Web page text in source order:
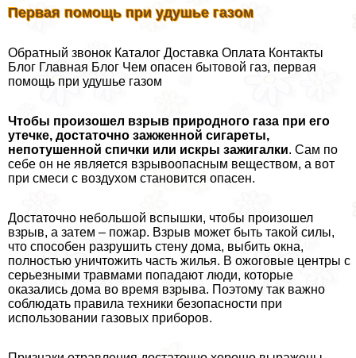
Первая помощь при удушье газом
Обратный звонок Каталог Доставка Оплата Контакты
Блог Главная Блог Чем опасен бытовой газ, первая
помощь при удушье газом
Чтобы произошел взрыв природного газа при его
утечке, достаточно зажженной сигареты,
непотушенной спички или искры зажигалки. Сам по
себе он не является взрывоопасным веществом, а вот
при смеси с воздухом становится опасен.
Достаточно небольшой вспышки, чтобы произошел
взрыв, а затем – пожар. Взрыв может быть такой силы,
что способен разрушить стену дома, выбить окна,
полностью уничтожить часть жилья. В ожоговые центры с
серьезными травмами попадают люди, которые
оказались дома во время взрыва. Поэтому так важно
соблюдать правила техники безопасности при
использовании газовых приборов.